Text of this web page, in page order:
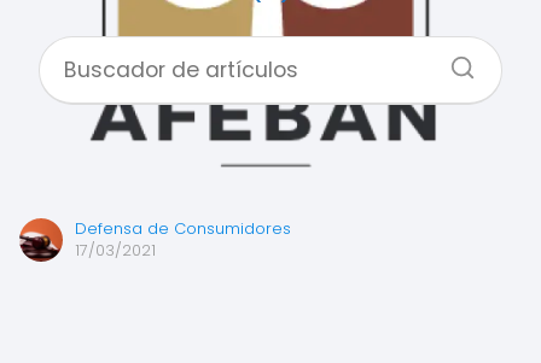
Defensa de Consumidores
17/03/2021